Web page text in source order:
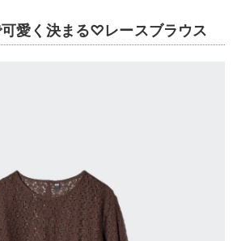
愛く決まる♡レースブラウス